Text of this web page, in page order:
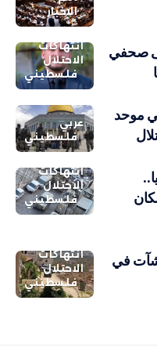
الاخبار
انتهاكات
الاحتلال
فلسطيني
صحفي
عربي
فلسطيني
موحد
انتهاكات
الاحتلال
فلسطيني
انتهاكات
الاحتلال
فلسطيني
في